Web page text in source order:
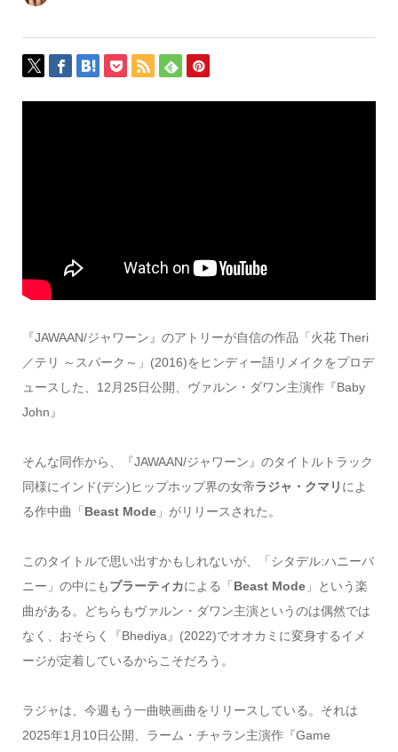
『JAWAAN/ジャワーン』のアトリーが自信の作品「火花 Theri
／テリ ～スパーク～」(2016)をヒンディー語リメイクをプロデ
ュースした、12月25日公開、ヴァルン・ダワン主演作『Baby
John』
そんな同作から、『JAWAAN/ジャワーン』のタイトルトラック
同様にインド(デシ)ヒップホップ界の女帝ラジャ・クマリ によ
る作中曲「 Beast Mode」がリリースされた。
このタイトルで思い出すかもしれないが、「シタデル:ハニーバ
ニー」の中にもプラーティカによる「 Beast Mode」という楽
曲がある。どちらもヴァルン・ダワン主演というのは偶然では
なく、おそらく『Bhediya』(2022)でオオカミに変身するイメ
ージが定着しているからこそだろう。
ラジャは、今週もう一曲映画曲をリリースしている。それは
2025年1月10日公開、ラーム・チャラン主演作『Game